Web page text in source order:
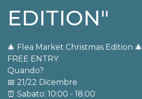
EDITION"
🎄 Flea Market Christmas Edition 🎄
FREE ENTRY
Quando?
📅 21/22 Dicembre
⏰ Sabato: 10:00 - 18:00